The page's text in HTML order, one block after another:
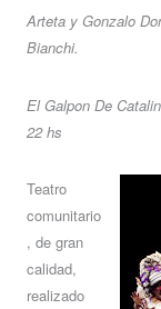
Arteta y Gonzalo
Bianchi.
El Galpon De
22 hs
Teatro
comunitario
, de gran
calidad,
realizado